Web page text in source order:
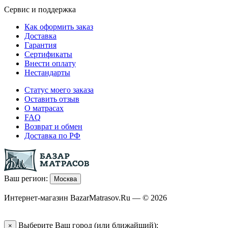
Сервис и поддержка
Как оформить заказ
Доставка
Гарантия
Сертификаты
Внести оплату
Нестандарты
Статус моего заказа
Оставить отзыв
О матрасах
FAQ
Возврат и обмен
Доставка по РФ
Ваш регион: Москва
Интернет-магазин BazarMatrasov.Ru — © 2026
× Выберите Ваш город (или ближайший):